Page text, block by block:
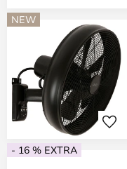
NEW
- 16 % EXTRA